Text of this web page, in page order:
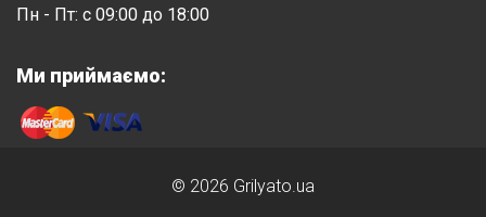
Пн - Пт: с 09:00 до 18:00
Ми приймаємо:
© 2026 Grilyato.ua